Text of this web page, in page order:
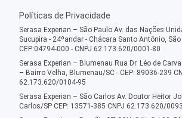
Políticas de Privacidade
Serasa Experian – São Paulo Av. das Nações
Sucupira - 24ºandar - Chácara Santo Antônio,
CEP:04794-000 - CNPJ 62.173.620/0001-80
Serasa Experian – Blumenau Rua Dr. Léo de
– Bairro Velha, Blumenau/SC - CEP: 89036-239
62.173.620/0104-95
Serasa Experian – São Carlos Av. Doutor Heitor
Carlos/SP CEP: 13571-385 CNPJ 62.173.620/